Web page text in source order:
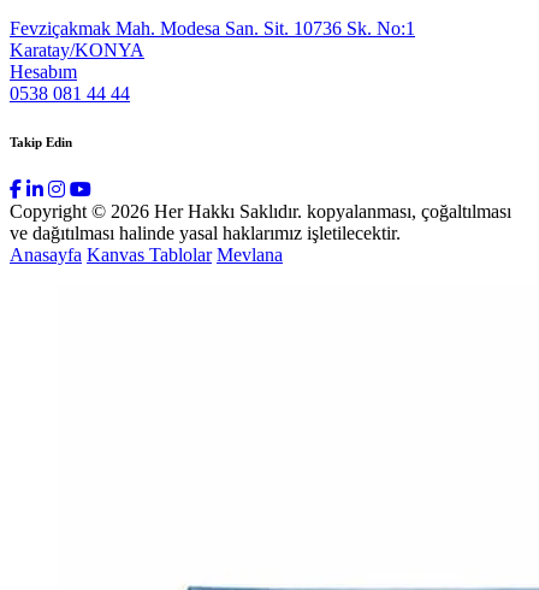
Fevziçakmak Mah. Modesa San. Sit. 10736 Sk. No:1
Karatay/KONYA
Hesabım
0538 081 44 44
Takip Edin
Copyright © 2026 Her Hakkı Saklıdır. kopyalanması, çoğaltılması
ve dağıtılması halinde yasal haklarımız işletilecektir.
Anasayfa Kanvas Tablolar Mevlana